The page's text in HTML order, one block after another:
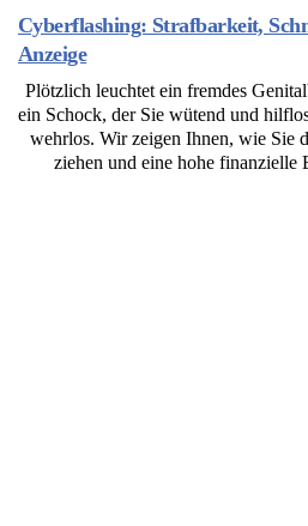
Cyberflashing: Strafbarkeit,
Anzeige
Plötzlich leuchtet ein fremdes
ein Schock, der Sie wütend und
wehrlos. Wir zeigen Ihnen, wie Sie
ziehen und eine hohe finanzielle